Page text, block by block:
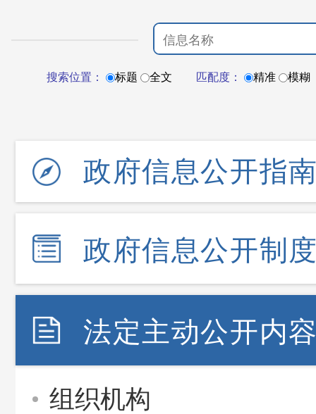
搜索位置： 标题 全文 匹配度： 精准 模糊
政府信息公开指
政府信息公开制
法定主动公开内
组织机构